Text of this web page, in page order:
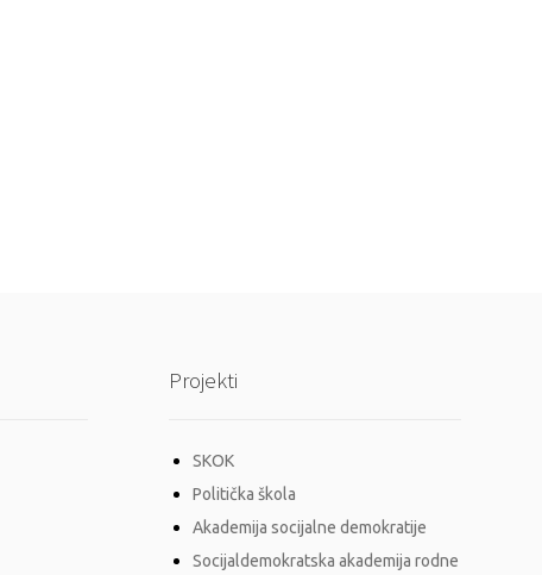
Projekti
SKOK
Politička škola
Akademija socijalne demokratije
Socijaldemokratska akademija rodne